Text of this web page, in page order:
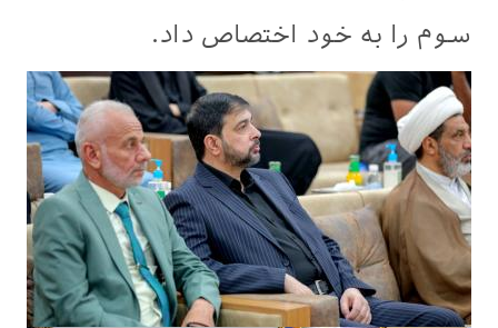
سوم را به خود اختصاص داد.